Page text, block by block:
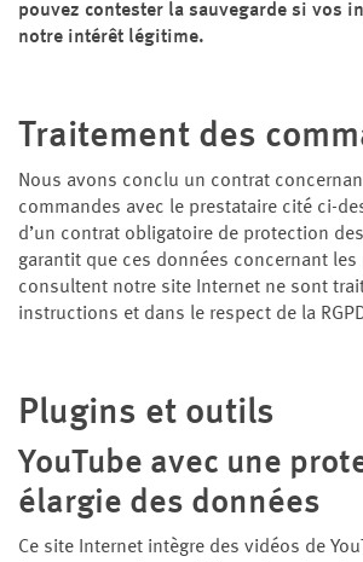
pouvez contester la sauvegarde si vos
notre intérêt légitime.
Traitement des
Nous avons conclu un contrat
commandes avec le prestataire cité ci-
d’un contrat obligatoire de protection
garantit que ces données concernant
consultent notre site Internet ne sont
instructions et dans le respect de la
Plugins et outils
YouTube avec une
élargie des données
Ce site Internet intègre des vidéos de